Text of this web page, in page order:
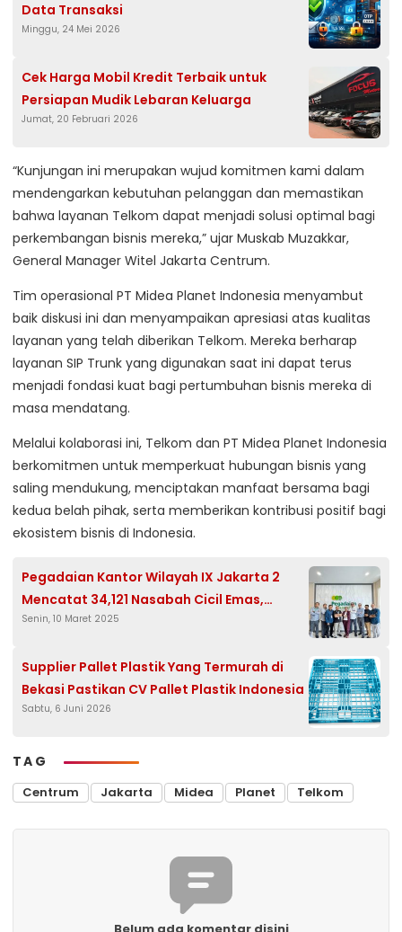
Data Transaksi
Minggu, 24 Mei 2026
Cek Harga Mobil Kredit Terbaik untuk
Persiapan Mudik Lebaran Keluarga
Jumat, 20 Februari 2026
“Kunjungan ini merupakan wujud komitmen kami dalam
mendengarkan kebutuhan pelanggan dan memastikan
bahwa layanan Telkom dapat menjadi solusi optimal bagi
perkembangan bisnis mereka,” ujar Muskab Muzakkar,
General Manager Witel Jakarta Centrum.
Tim operasional PT Midea Planet Indonesia menyambut
baik diskusi ini dan menyampaikan apresiasi atas kualitas
layanan yang telah diberikan Telkom. Mereka berharap
layanan SIP Trunk yang digunakan saat ini dapat terus
menjadi fondasi kuat bagi pertumbuhan bisnis mereka di
masa mendatang.
Melalui kolaborasi ini, Telkom dan PT Midea Planet Indonesia
berkomitmen untuk memperkuat hubungan bisnis yang
saling mendukung, menciptakan manfaat bersama bagi
kedua belah pihak, serta memberikan kontribusi positif bagi
ekosistem bisnis di Indonesia.
Pegadaian Kantor Wilayah IX Jakarta 2
Mencatat 34,121 Nasabah Cicil Emas,
Mayoritas Gen Z & Millenial.
Senin, 10 Maret 2025
Supplier Pallet Plastik Yang Termurah di
Bekasi Pastikan CV Pallet Plastik Indonesia
Sabtu, 6 Juni 2026
TAG
Centrum Jakarta Midea Planet Telkom